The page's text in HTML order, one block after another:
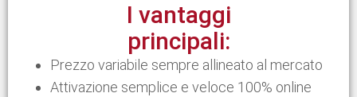
I vantaggi
principali:
Prezzo variabile sempre allineato al mercato
Attivazione semplice e veloce 100% online